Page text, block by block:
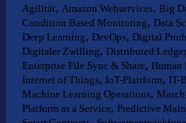
Agilität, Amazon Webservices, Big
Condition Based Monitoring, Data
Deep Learning, DevOps, Digital
Digitaler Zwilling, Distributed
Enterprise File Sync & Share, Human
Internet of Things, IoT-Plattform, IT-
Machine Learning Operations,
Platform as a Service, Predictive